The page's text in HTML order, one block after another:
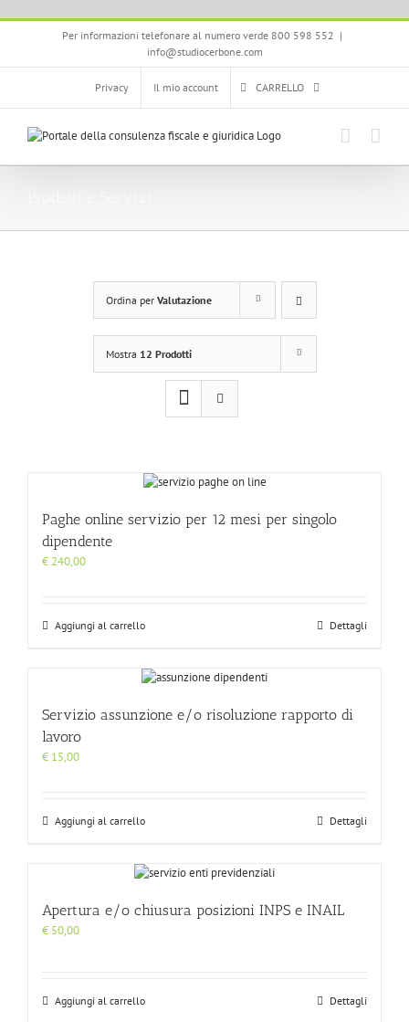
Salta
Per informazioni telefonare al numero verde 800 598 552 |
info@studiocerbone.com
Privacy Il mio account CARRELLO
Ordina per Valutazione
Mostra 12 Prodotti
Paghe online servizio per 12 mesi per singolo
dipendente
€ 240,00
Aggiungi al carrello Dettagli
Servizio assunzione e/o risoluzione rapporto di
lavoro
€ 15,00
Aggiungi al carrello Dettagli
Apertura e/o chiusura posizioni INPS e INAIL
€ 50,00
Aggiungi al carrello Dettagli